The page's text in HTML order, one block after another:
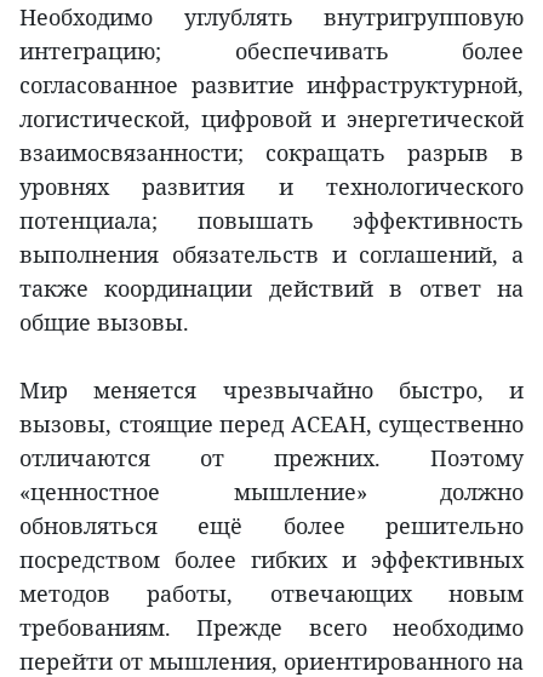
Необходимо углублять внутригрупповую
интеграцию; обеспечивать более
согласованное развитие инфраструктурной,
логистической, цифровой и энергетической
взаимосвязанности; сокращать разрыв в
уровнях развития и технологического
потенциала; повышать эффективность
выполнения обязательств и соглашений, а
также координации действий в ответ на
общие вызовы.
Мир меняется чрезвычайно быстро, и
вызовы, стоящие перед АСЕАН, существенно
отличаются от прежних. Поэтому
«ценностное мышление» должно
обновляться ещё более решительно
посредством более гибких и эффективных
методов работы, отвечающих новым
требованиям. Прежде всего необходимо
перейти от мышления, ориентированного на